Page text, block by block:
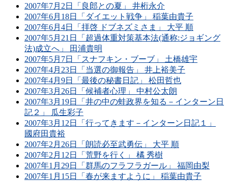
2007年7月2日「良郎との夏」 井桁永介
2007年6月18日「ダイエット戦争」 稲葉由貴子
2007年6月4日「拝啓 ドブネズミさま」 大平 順
2007年5月21日「超過体重対策基本法(通称:ジョギング
法)成立へ」 田浦貴明
2007年5月7日「スナフキン・ブーブ」 土橋雄宇
2007年4月23日「当選の御報告」 井上裕美子
2007年4月9日「最後の秘書日記」 松田哲也
2007年3月26日「候補者心理」 中村公太朗
2007年3月19日「井の中の蛙政界を知る－インターン日
記２」 瓜生彩子
2007年3月12日「行ってきます－インターン日記１」
國府田貴裕
2007年2月26日「朗読必至武勇伝」 大平 順
2007年2月12日「荒野を行く」 橘 秀樹
2007年1月29日「群馬のフラフラガール」 福岡由梨
2007年1月15日「春が来ますように」 稲葉由貴子